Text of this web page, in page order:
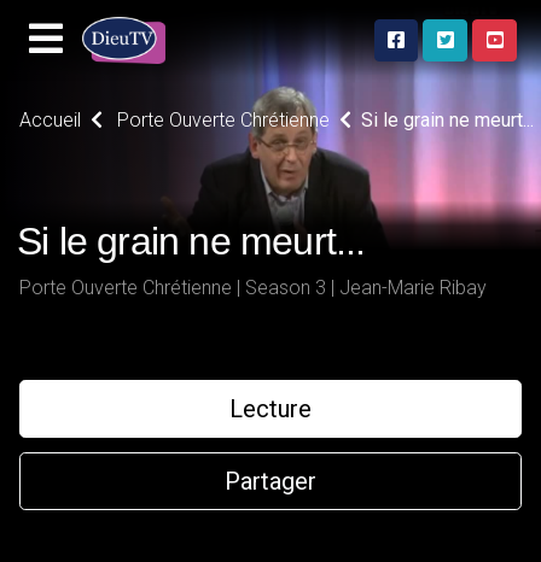
Accueil Porte Ouverte Chrétienne Si le grain ne meurt...
Si le grain ne meurt...
Porte Ouverte Chrétienne | Season 3 | Jean-Marie Ribay
Lecture
Partager